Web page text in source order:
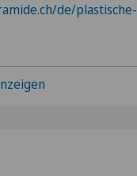
de/plastische-